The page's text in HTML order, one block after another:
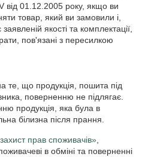
від 01.12.2005 року, якщо ви
товар, який ви замовили і,
якості та комплектації,
пов'язані з пересилкою
те, що продукція, пошита під
поверненню не підлягає.
продукція, яка була в
білизна після прання.
прав споживачів»
в обміні та поверненні